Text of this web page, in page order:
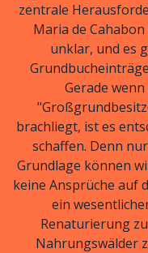
zentrale
Maria de
unklar, und es
Gerade
brachliegt, ist es
schaffen. Denn
Grundlage können
keine Ansprüche auf
ein
Renaturierung
Nahrungswälder